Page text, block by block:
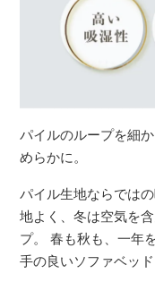
パイルのループを細
めらかに。
パイル生地ならでは
地よく、冬は空気を
プ。 春も秋も、一年
手の良いソファベッド